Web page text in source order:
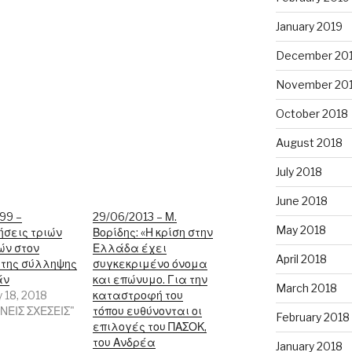
–
τριών
στον
σύλληψης
18, 2018
ΣΧΕΣΕΙΣ"
29/06/2013 – Μ.
Βορίδης: «Η κρίση στην
Ελλάδα έχει
συγκεκριμένο όνομα
και επώνυμο. Για την
καταστροφή του
τόπου ευθύνονται οι
επιλογές του ΠΑΣΟΚ,
του Ανδρέα
January 2019
December
November
October 2018
August 2018
July 2018
June 2018
May 2018
April 2018
March 2018
February 2018
January 2018